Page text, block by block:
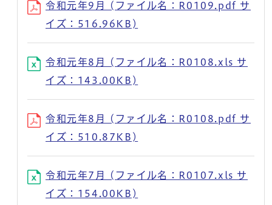
令和元年9月 (ファイル名：R0109.pdf サ
イズ：516.96KB)
令和元年8月 (ファイル名：R0108.xls サ
イズ：143.00KB)
令和元年8月 (ファイル名：R0108.pdf サ
イズ：510.87KB)
令和元年7月 (ファイル名：R0107.xls サ
イズ：154.00KB)